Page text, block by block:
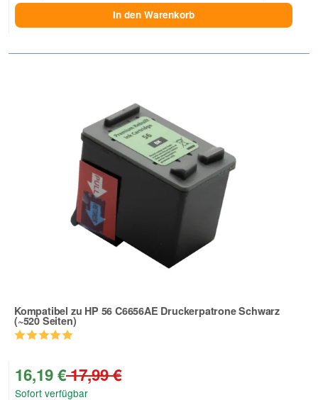
In den Warenkorb
Kompatibel zu HP 56 C6656AE Druckerpatrone Schwarz
(~520 Seiten)
16,19 €17,99 €
Sofort verfügbar